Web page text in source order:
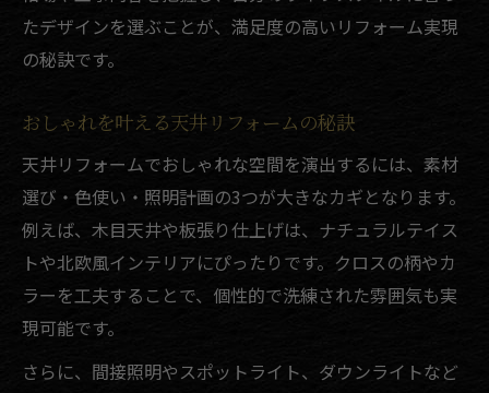
たデザインを選ぶことが、満足度の高いリフォーム実現
の秘訣です。
おしゃれを叶える天井リフォームの秘訣
天井リフォームでおしゃれな空間を演出するには、素材
選び・色使い・照明計画の3つが大きなカギとなります。
例えば、木目天井や板張り仕上げは、ナチュラルテイス
トや北欧風インテリアにぴったりです。クロスの柄やカ
ラーを工夫することで、個性的で洗練された雰囲気も実
現可能です。
さらに、間接照明やスポットライト、ダウンライトなど